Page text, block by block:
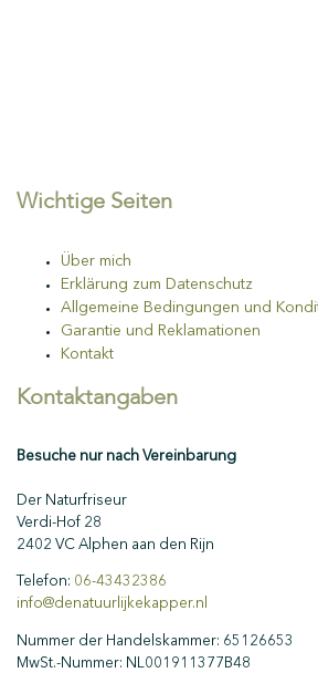
Wichtige Seiten
Über mich
Erklärung zum Datenschutz
Allgemeine Bedingungen und
Garantie und Reklamationen
Kontakt
Kontaktangaben
Besuche nur nach Vereinbarung
Der Naturfriseur
Verdi-Hof 28
2402 VC Alphen aan den Rijn
Telefon: 06-43432386
info@denatuurlijkekapper.nl
Nummer der Handelskammer: 65126653
MwSt.-Nummer: NL001911377B48